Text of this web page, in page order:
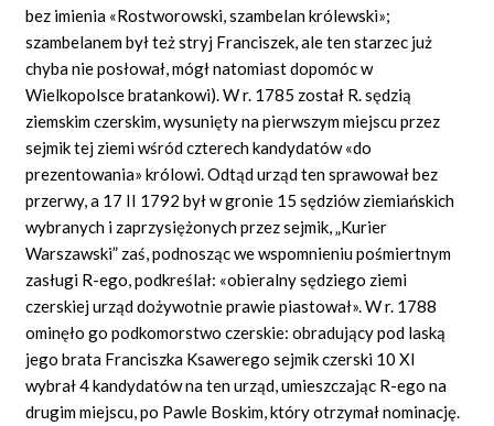
bez imienia «Rostworowski, szambelan królewski»;
szambelanem był też stryj Franciszek, ale ten starzec już
chyba nie posłował, mógł natomiast dopomóc w
Wielkopolsce bratankowi). W r. 1785 został R. sędzią
ziemskim czerskim, wysunięty na pierwszym miejscu przez
sejmik tej ziemi wśród czterech kandydatów «do
prezentowania» królowi. Odtąd urząd ten sprawował bez
przerwy, a 17 II 1792 był w gronie 15 sędziów ziemiańskich
wybranych i zaprzysiężonych przez sejmik, „Kurier
Warszawski” zaś, podnosząc we wspomnieniu pośmiertnym
zasługi R-ego, podkreślał: «obieralny sędziego ziemi
czerskiej urząd dożywotnie prawie piastował». W r. 1788
ominęło go podkomorstwo czerskie: obradujący pod laską
jego brata Franciszka Ksawerego sejmik czerski 10 XI
wybrał 4 kandydatów na ten urząd, umieszczając R-ego na
drugim miejscu, po Pawle Boskim, który otrzymał nominację.